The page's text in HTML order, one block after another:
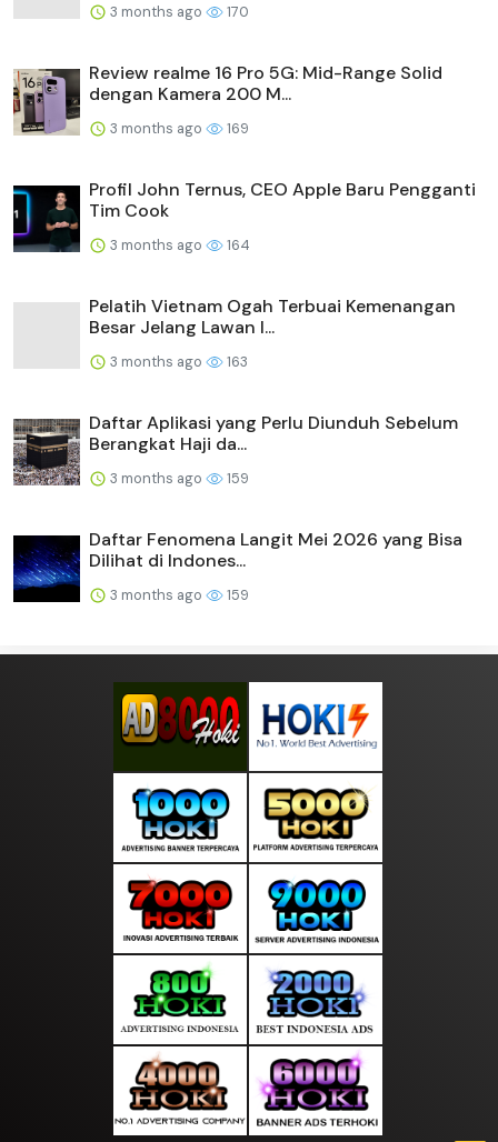
3 months ago 170
Review realme 16 Pro 5G: Mid-Range Solid
dengan Kamera 200 M...
3 months ago 169
Profil John Ternus, CEO Apple Baru Pengganti
Tim Cook
3 months ago 164
Pelatih Vietnam Ogah Terbuai Kemenangan
Besar Jelang Lawan I...
3 months ago 163
Daftar Aplikasi yang Perlu Diunduh Sebelum
Berangkat Haji da...
3 months ago 159
Daftar Fenomena Langit Mei 2026 yang Bisa
Dilihat di Indones...
3 months ago 159